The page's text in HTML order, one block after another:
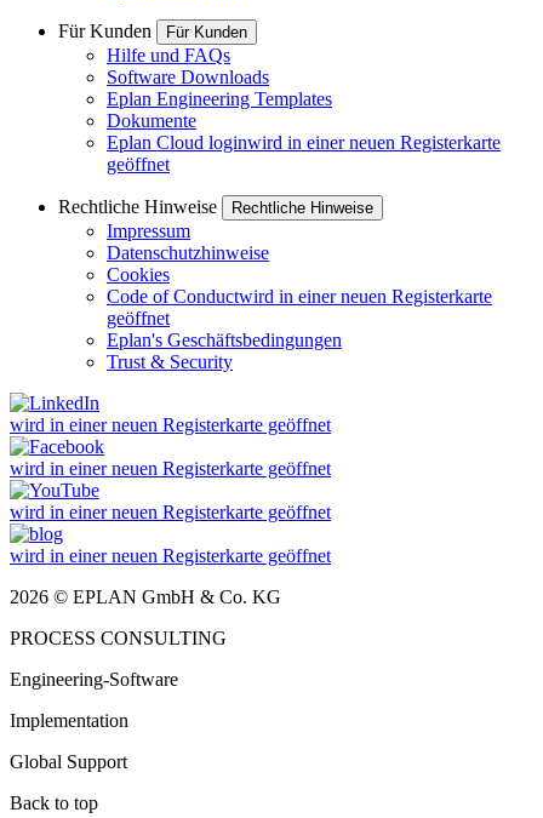
Für Kunden Für Kunden
Hilfe und FAQs
Software Downloads
Eplan Engineering Templates
Dokumente
Eplan Cloud loginwird in einer neuen Registerkarte
geöffnet
Rechtliche Hinweise Rechtliche Hinweise
Impressum
Datenschutzhinweise
Cookies
Code of Conductwird in einer neuen Registerkarte
geöffnet
Eplan's Geschäftsbedingungen
Trust & Security
wird in einer neuen Registerkarte geöffnet
wird in einer neuen Registerkarte geöffnet
wird in einer neuen Registerkarte geöffnet
wird in einer neuen Registerkarte geöffnet
2026 © EPLAN GmbH & Co. KG
PROCESS CONSULTING
Engineering-Software
Implementation
Global Support
Back to top